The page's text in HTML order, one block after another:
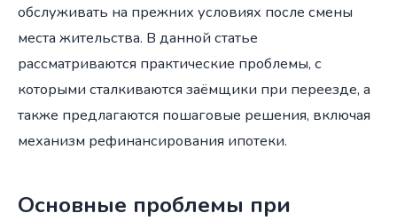
обслуживать на прежних условиях после смены
места жительства. В данной статье
рассматриваются практические проблемы, с
которыми сталкиваются заёмщики при переезде, а
также предлагаются пошаговые решения, включая
механизм рефинансирования ипотеки.
Основные проблемы при